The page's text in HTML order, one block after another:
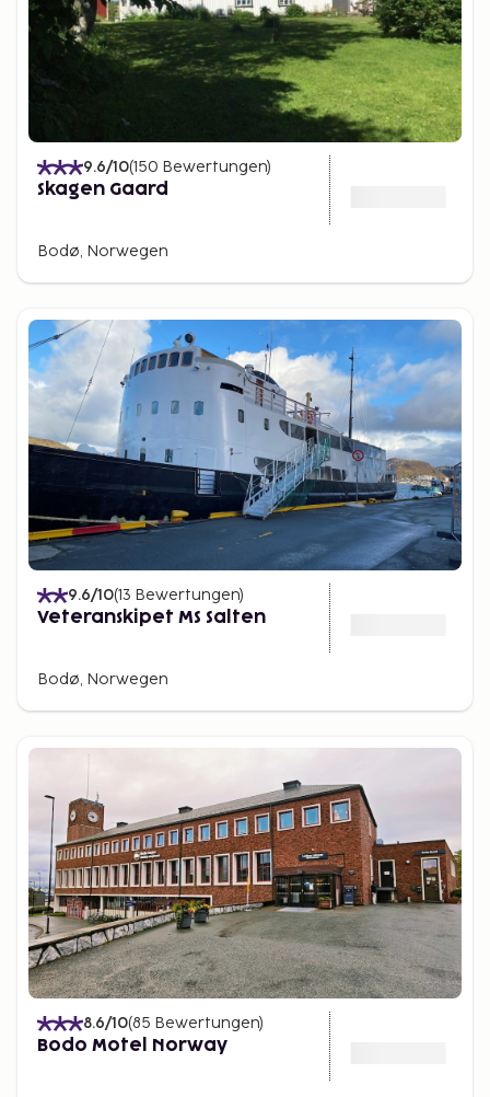
9.6/10(150 Bewertungen)
Skagen Gaard
Bodø, Norwegen
9.6/10(13 Bewertungen)
Veteranskipet MS Salten
Bodø, Norwegen
8.6/10(85 Bewertungen)
Bodo Motel Norway